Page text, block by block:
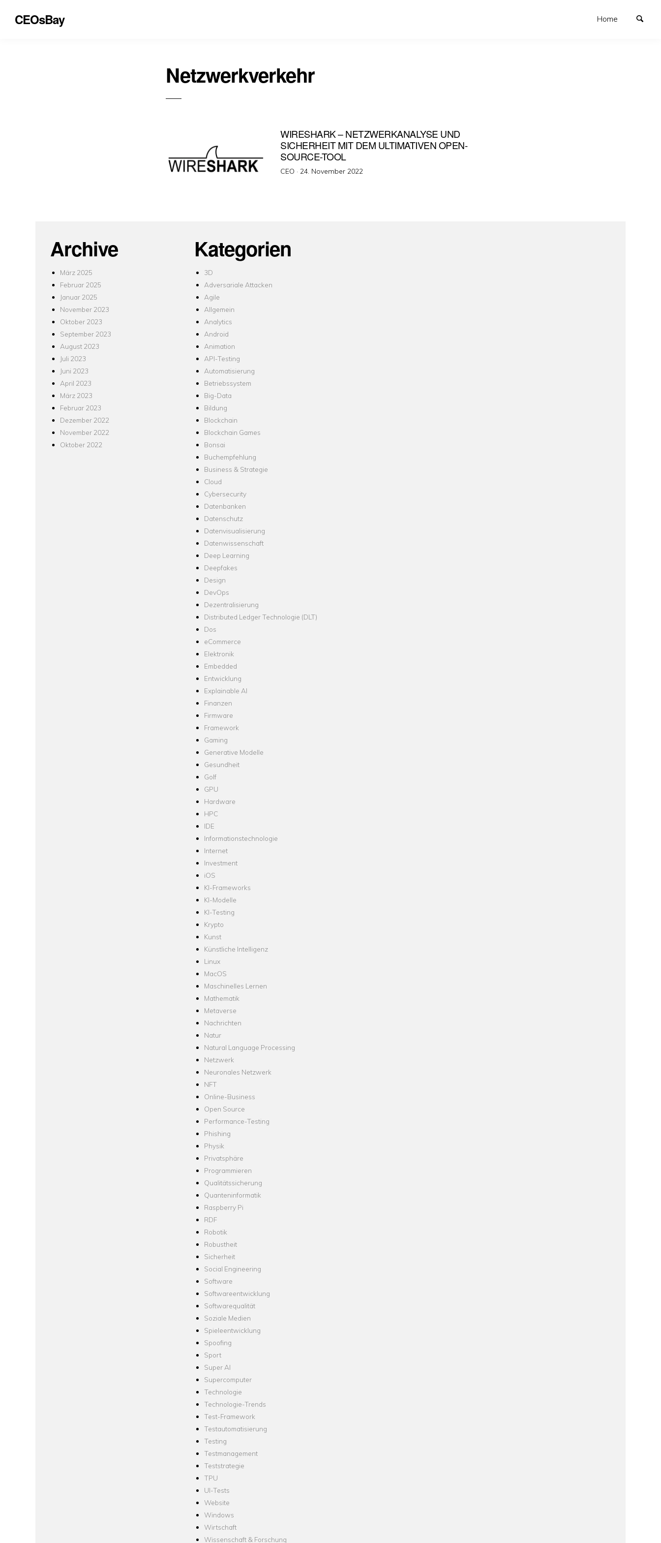
CEOsBay Home
Netzwerkverkehr
WIRESHARK – NETZWERKANALYSE UND
SICHERHEIT MIT DEM ULTIMATIVEN OPEN-
SOURCE-TOOL
CEO · Veröffentlicht
24. November 2022
Archive
März 2025
Februar 2025
Januar 2025
November 2023
Oktober 2023
September 2023
August 2023
Juli 2023
Juni 2023
April 2023
März 2023
Februar 2023
Dezember 2022
November 2022
Oktober 2022
Kategorien
3D
Adversariale Attacken
Agile
Allgemein
Analytics
Android
Animation
API-Testing
Automatisierung
Betriebssystem
Big-Data
Bildung
Blockchain
Blockchain Games
Bonsai
Buchempfehlung
Business & Strategie
Cloud
Cybersecurity
Datenbanken
Datenschutz
Datenvisualisierung
Datenwissenschaft
Deep Learning
Deepfakes
Design
DevOps
Dezentralisierung
Distributed Ledger Technologie (DLT)
Dos
eCommerce
Elektronik
Embedded
Entwicklung
Explainable AI
Finanzen
Firmware
Framework
Gaming
Generative Modelle
Gesundheit
Golf
GPU
Hardware
HPC
IDE
Informationstechnologie
Internet
Investment
iOS
KI-Frameworks
KI-Modelle
KI-Testing
Krypto
Kunst
Künstliche Intelligenz
Linux
MacOS
Maschinelles Lernen
Mathematik
Metaverse
Nachrichten
Natur
Natural Language Processing
Netzwerk
Neuronales Netzwerk
NFT
Online-Business
Open Source
Performance-Testing
Phishing
Physik
Privatsphäre
Programmieren
Qualitätssicherung
Quanteninformatik
Raspberry Pi
RDF
Robotik
Robustheit
Sicherheit
Social Engineering
Software
Softwareentwicklung
Softwarequalität
Soziale Medien
Spieleentwicklung
Spoofing
Sport
Super AI
Supercomputer
Technologie
Technologie-Trends
Test-Framework
Testautomatisierung
Testing
Testmanagement
Teststrategie
TPU
UI-Tests
Website
Windows
Wirtschaft
Wissenschaft & Forschung